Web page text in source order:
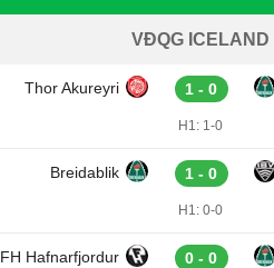
VĐQG ICELAND
Thor Akureyri 1 - 0
H1: 1-0
Breidablik 1 - 0
H1: 0-0
FH Hafnarfjordur 0 - 0